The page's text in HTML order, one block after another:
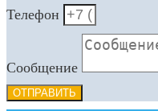
Телефон
Сообщение
ОТПРАВИТЬ